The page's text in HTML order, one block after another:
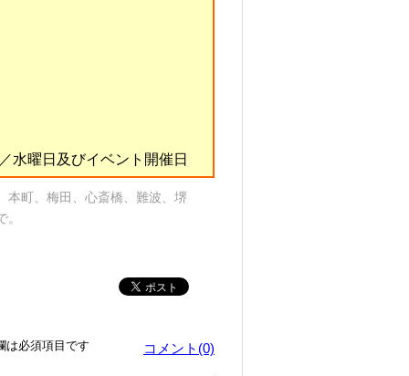
曜日及びイベント開催日
本町、梅田、心斎橋、難波、堺
コメント(0)
は必須項目です